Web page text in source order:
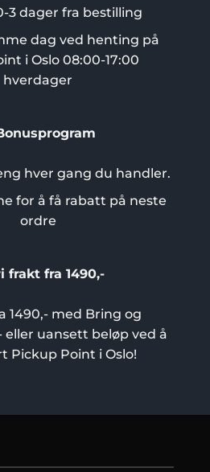
3 dager fra bestilling
dag ved henting på
i Oslo 08:00-17:00
hverdager
hver gang du handler.
for å få rabatt på neste
ordre
frakt fra 1490,-
1490,- med Bring og
uansett beløp ved å
Pickup Point i Oslo!